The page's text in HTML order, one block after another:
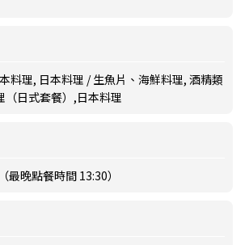
料理, 日本料理 / 生魚片、海鮮料理, 酒精類
（日式套餐）,日本料理
最晚點餐時間 13:30）